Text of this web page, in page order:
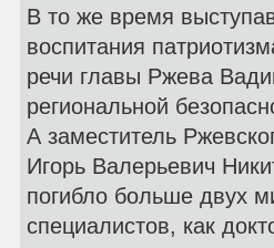
В то же время
воспитания
речи главы Ржева
региональной
А заместитель
Игорь Валерьевич
погибло больше двух
специалистов, как